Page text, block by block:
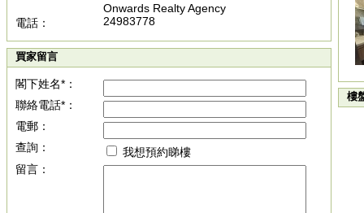
Onwards Realty Agency
電話：
24983778
買家留言
閣下姓名*：
聯絡電話*：
電郵：
查詢：
我想預約睇樓
留言：
樓